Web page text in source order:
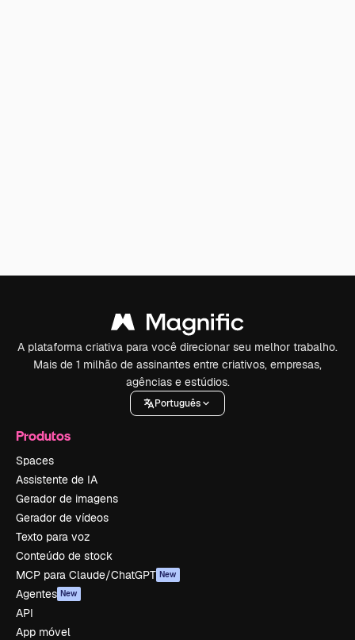
A plataforma criativa para você direcionar seu melhor trabalho.
Mais de 1 milhão de assinantes entre criativos, empresas,
agências e estúdios.
Português
Produtos
Spaces
Assistente de IA
Gerador de imagens
Gerador de vídeos
Texto para voz
Conteúdo de stock
MCP para Claude/ChatGPT New
Agentes New
API
App móvel